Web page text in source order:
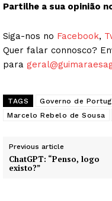
Publicidade
Quero ser Assinante
Partilhe a sua opinião
Siga-nos no Facebook,
Quer falar connosco?
para
TAGS Governo de
Marcelo Rebelo de Sousa
Previous article
ChatGPT: “Penso, logo
existo?”